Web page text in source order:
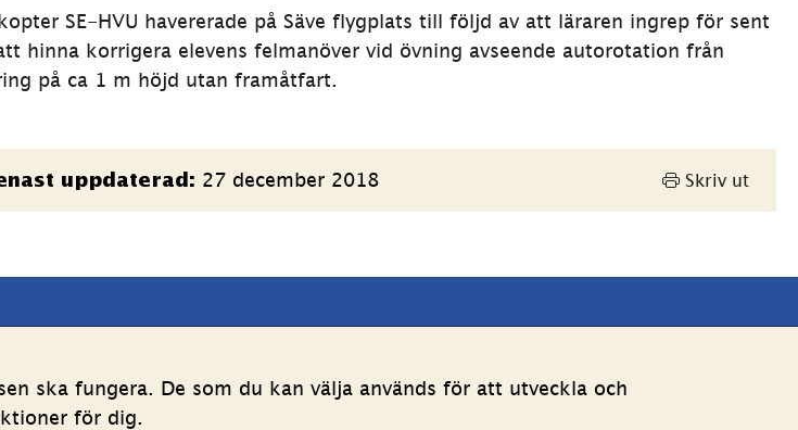
ska fungera. De som du kan välja används för att utveckla och
för dig.
SE-HVU havererade på Säve flygplats till följd av att läraren ingrep för sent
hinna korrigera elevens felmanöver vid övning avseende autorotation från
på ca 1 m höjd utan framåtfart.
uppdaterad: 27 december 2018 Skriv ut
LinkedIn
Estoniawebb Länk till annan